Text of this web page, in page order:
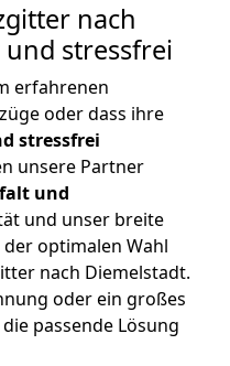
nach
und stressfrei
erfahrenen
oder dass ihre
stressfrei
unsere Partner
und
und unser breite
optimalen Wahl
nach Diemelstadt.
oder ein großes
passende Lösung